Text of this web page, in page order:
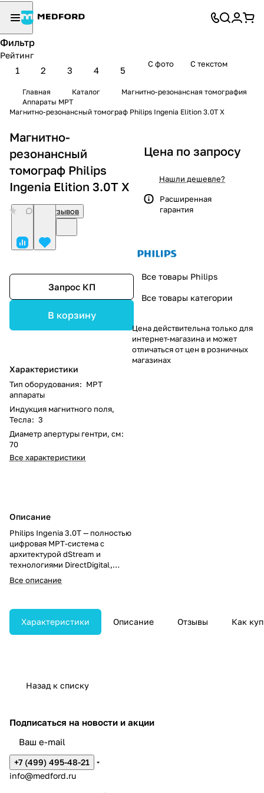
Фильтр
Рейтинг
1 2 3 4 5
С фото С текстом
Главная Каталог
Магнитно-резонансная томография
Аппараты МРТ
Магнитно-резонансный томограф Philips Ingenia Elition 3.0T X
Магнитно-
резонансный
томограф Philips
Ingenia Elition 3.0T X
Нет отзывов
Запрос КП
В корзину
Характеристики
Тип оборудования: МРТ
аппараты
Индукция магнитного поля,
Тесла: 3
Диаметр апертуры гентри, см:
70
Все характеристики
Описание
Philips Ingenia 3.0T — полностью
цифровая МРТ-система с
архитектурой dStream и
технологиями DirectDigital,
FlexStream и EasyExpand.
Обеспечивает превосходную
производительность и гибкость
без необходимости
модернизации.
Все описание
Цена по запросу
Нашли дешевле?
Расширенная
гарантия
Все товары Philips
Все товары категории
Цена действительна только для
интернет-магазина и может
отличаться от цен в розничных
магазинах
Характеристики Описание Отзывы Как
Назад к списку
Подписаться на новости и акции
+7 (499) 495-48-21
info@medford.ru